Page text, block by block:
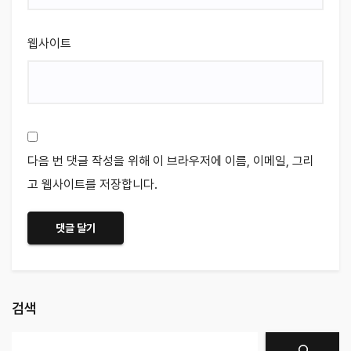
웹사이트
다음 번 댓글 작성을 위해 이 브라우저에 이름, 이메일, 그리
고 웹사이트를 저장합니다.
검색